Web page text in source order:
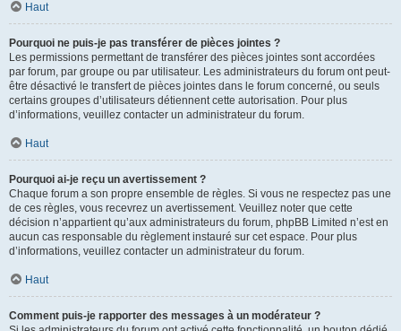
Haut
Pourquoi ne puis-je pas transférer de pièces jointes ?
Les permissions permettant de transférer des pièces jointes sont accordées
par forum, par groupe ou par utilisateur. Les administrateurs du forum ont peut-
être désactivé le transfert de pièces jointes dans le forum concerné, ou seuls
certains groupes d’utilisateurs détiennent cette autorisation. Pour plus
d’informations, veuillez contacter un administrateur du forum.
Haut
Pourquoi ai-je reçu un avertissement ?
Chaque forum a son propre ensemble de règles. Si vous ne respectez pas une
de ces règles, vous recevrez un avertissement. Veuillez noter que cette
décision n’appartient qu’aux administrateurs du forum, phpBB Limited n’est en
aucun cas responsable du règlement instauré sur cet espace. Pour plus
d’informations, veuillez contacter un administrateur du forum.
Haut
Comment puis-je rapporter des messages à un modérateur ?